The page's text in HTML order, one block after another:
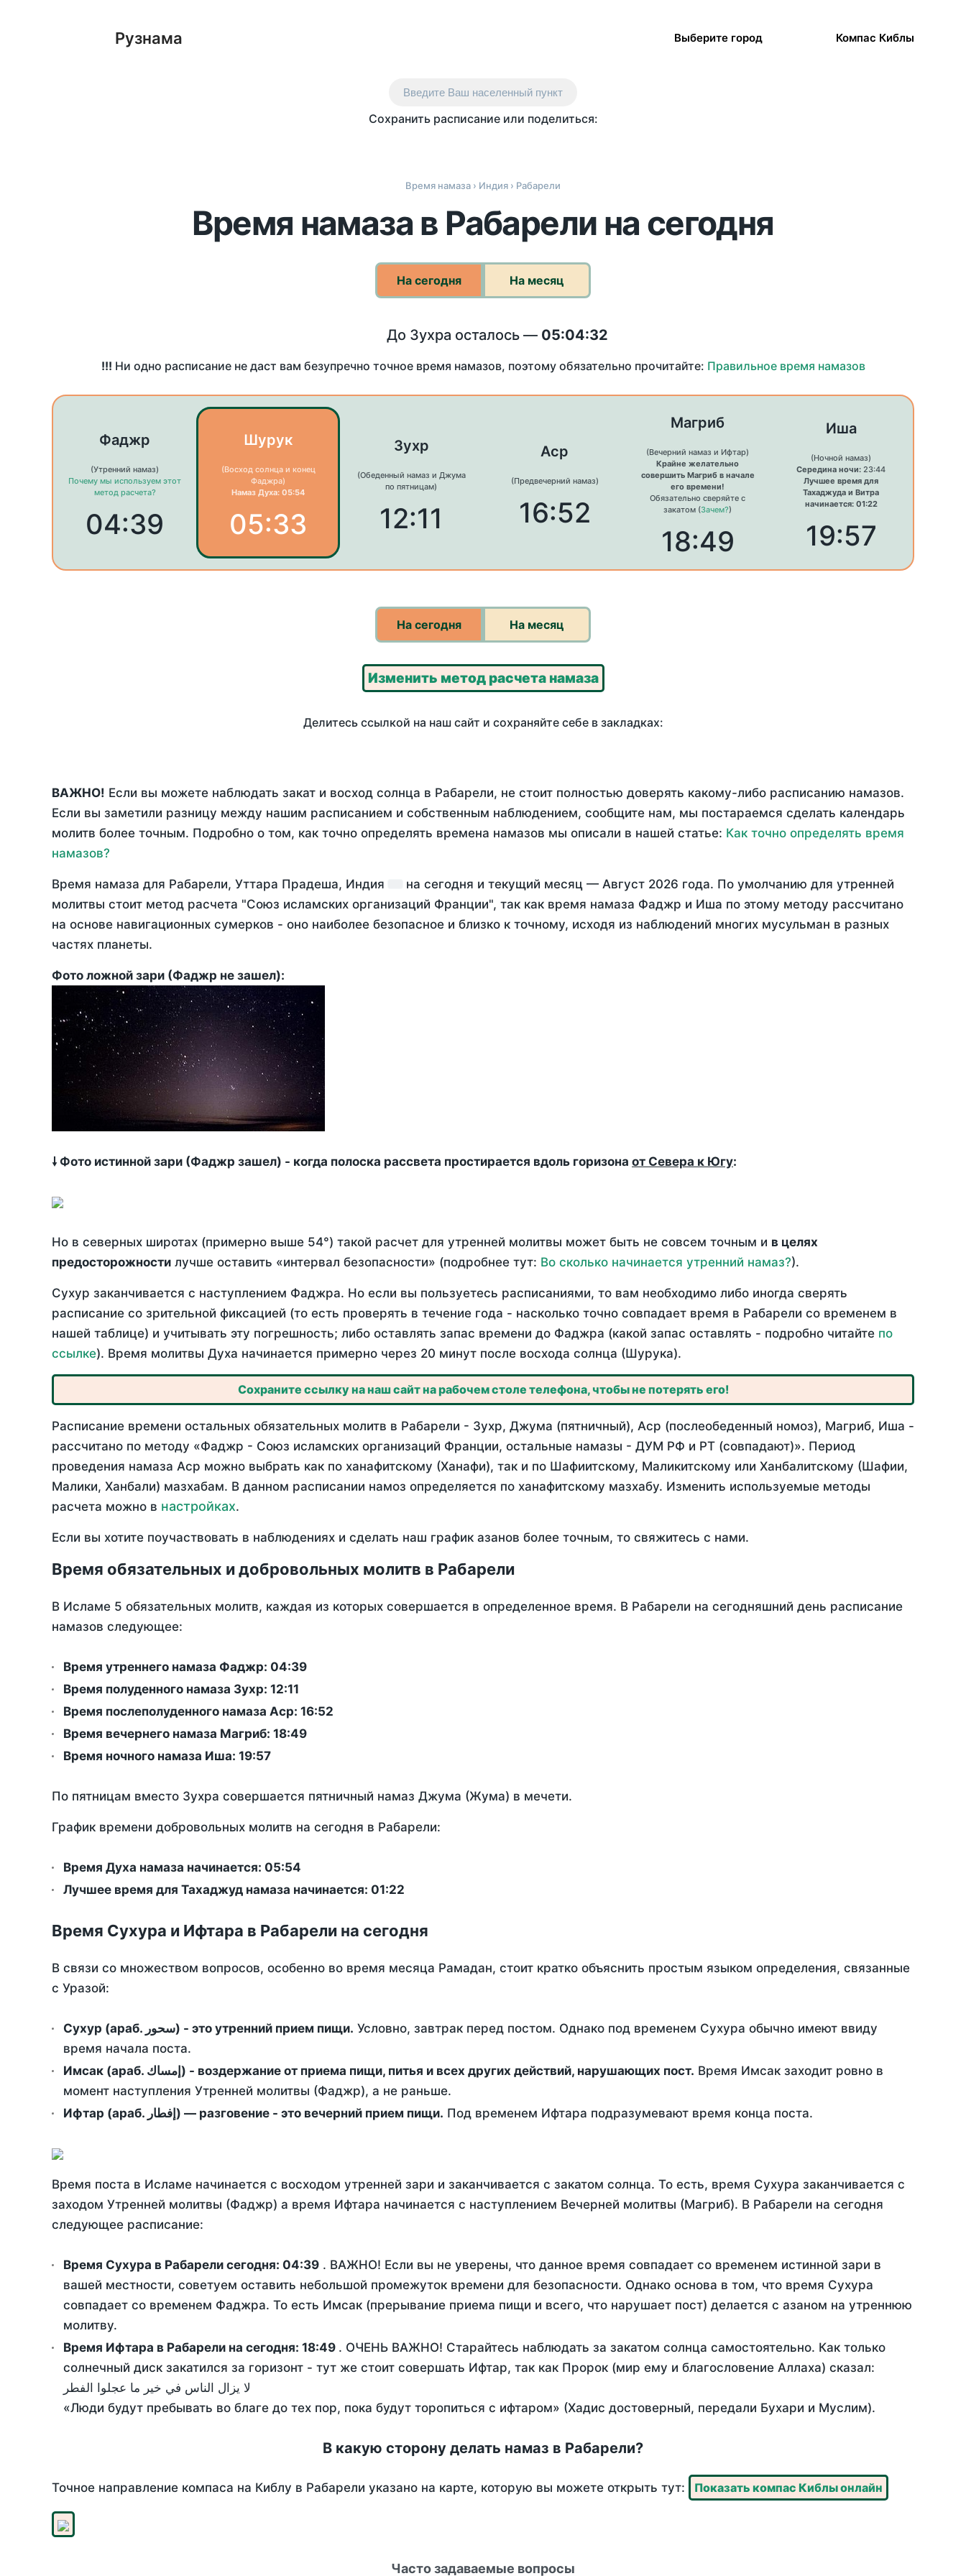
Рузнама Выберите город Компас Киблы
Введите Ваш населенный пункт
Сохранить расписание или поделиться:
Время намаза › Индия › Рабарели
Время намаза в Рабарели на сегодня
На сегодня На месяц
До Зухра осталось — 05:04:32
!!! Ни одно расписание не даст вам безупречно точное время намазов, поэтому обязательно прочитайте: Правильное время намазов
Фаджр
(Утренний намаз)
Почему мы используем этот
метод расчета?
04:39
Шурук
(Восход солнца и конец
Фаджра)
Намаз Духа: 05:54
05:33
Зухр
(Обеденный намаз и Джума
по пятницам)
12:11
Аср
(Предвечерний намаз)
16:52
Магриб
(Вечерний намаз и Ифтар)
Крайне желательно
совершить Магриб в начале
его времени!
Обязательно сверяйте с
закатом (Зачем?)
18:49
Иша
(Ночной намаз)
Середина ночи: 23:44
Лучшее время для
Тахаджуда и Витра
начинается: 01:22
19:57
На сегодня На месяц
Изменить метод расчета намаза
Делитесь ссылкой на наш сайт и сохраняйте себе в закладках:
ВАЖНО! Если вы можете наблюдать закат и восход солнца в Рабарели, не стоит полностью доверять какому-либо расписанию намазов.
Если вы заметили разницу между нашим расписанием и собственным наблюдением, сообщите нам, мы постараемся сделать календарь
молитв более точным. Подробно о том, как точно определять времена намазов мы описали в нашей статье: Как точно определять время
намазов?
Время намаза для Рабарели, Уттара Прадеша, Индия на сегодня и текущий месяц — Август 2026 года. По умолчанию для утренней
молитвы стоит метод расчета "Союз исламских организаций Франции", так как время намаза Фаджр и Иша по этому методу рассчитано
на основе навигационных сумерков - оно наиболее безопасное и близко к точному, исходя из наблюдений многих мусульман в разных
частях планеты.
Фото ложной зари (Фаджр не зашел):
🠗 Фото истинной зари (Фаджр зашел) - когда полоска рассвета простирается вдоль горизона от Севера к Югу:
Но в северных широтах (примерно выше 54°) такой расчет для утренней молитвы может быть не совсем точным и в целях
предосторожности лучше оставить «интервал безопасности» (подробнее тут: Во сколько начинается утренний намаз?).
Сухур заканчивается с наступлением Фаджра. Но если вы пользуетесь расписаниями, то вам необходимо либо иногда сверять
расписание со зрительной фиксацией (то есть проверять в течение года - насколько точно совпадает время в Рабарели со временем в
нашей таблице) и учитывать эту погрешность; либо оставлять запас времени до Фаджра (какой запас оставлять - подробно читайте по
ссылке). Время молитвы Духа начинается примерно через 20 минут после восхода солнца (Шурука).
Сохраните ссылку на наш сайт на рабочем столе телефона, чтобы не потерять его!
Расписание времени остальных обязательных молитв в Рабарели - Зухр, Джума (пятничный), Аср (послеобеденный номоз), Магриб, Иша -
рассчитано по методу «Фаджр - Союз исламских организаций Франции, остальные намазы - ДУМ РФ и РТ (совпадают)». Период
проведения намаза Аср можно выбрать как по ханафитскому (Ханафи), так и по Шафиитскому, Маликитскому или Ханбалитскому (Шафии,
Малики, Ханбали) мазхабам. В данном расписании намоз определяется по ханафитскому мазхабу. Изменить используемые методы
расчета можно в настройках.
Если вы хотите поучаствовать в наблюдениях и сделать наш график азанов более точным, то свяжитесь с нами.
Время обязательных и добровольных молитв в Рабарели
В Исламе 5 обязательных молитв, каждая из которых совершается в определенное время. В Рабарели на сегодняшний день расписание
намазов следующее:
Время утреннего намаза Фаджр: 04:39
Время полуденного намаза Зухр: 12:11
Время послеполуденного намаза Аср: 16:52
Время вечернего намаза Магриб: 18:49
Время ночного намаза Иша: 19:57
По пятницам вместо Зухра совершается пятничный намаз Джума (Жума) в мечети.
График времени добровольных молитв на сегодня в Рабарели:
Время Духа намаза начинается: 05:54
Лучшее время для Тахаджуд намаза начинается: 01:22
Время Сухура и Ифтара в Рабарели на сегодня
В связи со множеством вопросов, особенно во время месяца Рамадан, стоит кратко объяснить простым языком определения, связанные
с Уразой:
Сухур (араб. سحور) - это утренний прием пищи. Условно, завтрак перед постом. Однако под временем Сухура обычно имеют ввиду
время начала поста.
Имсак (араб. إمساك) - воздержание от приема пищи, питья и всех других действий, нарушающих пост. Время Имсак заходит ровно в
момент наступления Утренней молитвы (Фаджр), а не раньше.
Ифтар (араб. إفطار) — разговение - это вечерний прием пищи. Под временем Ифтара подразумевают время конца поста.
Время поста в Исламе начинается с восходом утренней зари и заканчивается с закатом солнца. То есть, время Сухура заканчивается с
заходом Утренней молитвы (Фаджр) а время Ифтара начинается с наступлением Вечерней молитвы (Магриб). В Рабарели на сегодня
следующее расписание:
Время Сухура в Рабарели сегодня: 04:39 . ВАЖНО! Если вы не уверены, что данное время совпадает со временем истинной зари в
вашей местности, советуем оставить небольшой промежуток времени для безопасности. Однако основа в том, что время Сухура
совпадает со временем Фаджра. То есть Имсак (прерывание приема пищи и всего, что нарушает пост) делается с азаном на утреннюю
молитву.
Время Ифтара в Рабарели на сегодня: 18:49 . ОЧЕНЬ ВАЖНО! Старайтесь наблюдать за закатом солнца самостоятельно. Как только
солнечный диск закатился за горизонт - тут же стоит совершать Ифтар, так как Пророк (мир ему и благословение Аллаха) сказал:
لا يزال الناس في خير ما عجلوا الفطر
«Люди будут пребывать во благе до тех пор, пока будут торопиться с ифтаром» (Хадис достоверный, передали Бухари и Муслим).
В какую сторону делать намаз в Рабарели?
Точное направление компаса на Киблу в Рабарели указано на карте, которую вы можете открыть тут: Показать компас Киблы онлайн
Часто задаваемые вопросы